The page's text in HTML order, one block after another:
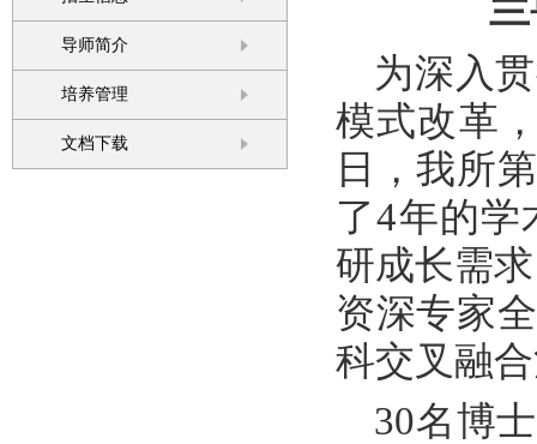
导师简介
培养管理
文档下载
为深入
模式改革
日，我所
了4年的学
研成长需
资深专家
科交叉融
30名博